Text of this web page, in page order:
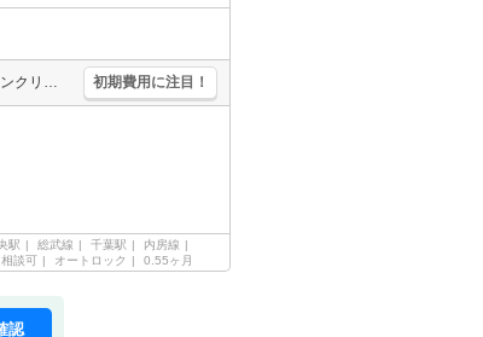
エントランスオートロック。経済的な都市ガス使用。ペット可(犬・猫)。鉄筋コンクリート造。宅配ボックスあり。浴室換気乾燥式。洗面化粧台付き。温水洗浄便座付き。TVインターホン付き。追焚給湯。 初期費用に注目！
駅 総武線 千葉駅
内房線
談可 オートロック 0.55ヶ月
認